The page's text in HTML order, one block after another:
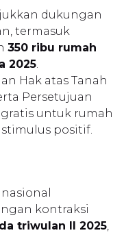
dukungan
termasuk
350 ribu rumah
2025.
Hak atas Tanah
Persetujuan
untuk rumah
positif.
kontraksi
triwulan II 2025,